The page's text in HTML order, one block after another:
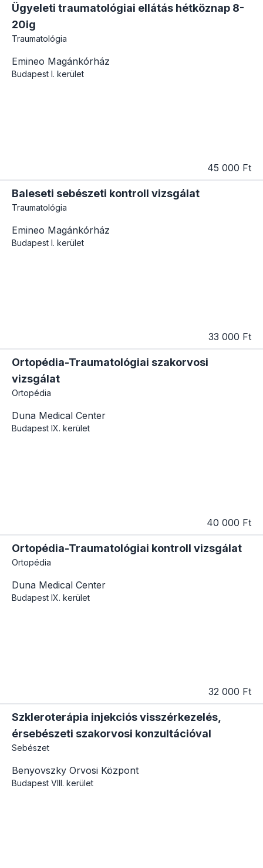
Ügyeleti traumatológiai ellátás hétköznap 8-
20ig
Traumatológia
Emineo Magánkórház
Budapest I. kerület
45 000 Ft
Baleseti sebészeti kontroll vizsgálat
Traumatológia
Emineo Magánkórház
Budapest I. kerület
33 000 Ft
Ortopédia-Traumatológiai szakorvosi
vizsgálat
Ortopédia
Duna Medical Center
Budapest IX. kerület
40 000 Ft
Ortopédia-Traumatológiai kontroll vizsgálat
Ortopédia
Duna Medical Center
Budapest IX. kerület
32 000 Ft
Szkleroterápia injekciós visszérkezelés,
érsebészeti szakorvosi konzultációval
Sebészet
Benyovszky Orvosi Központ
Budapest VIII. kerület